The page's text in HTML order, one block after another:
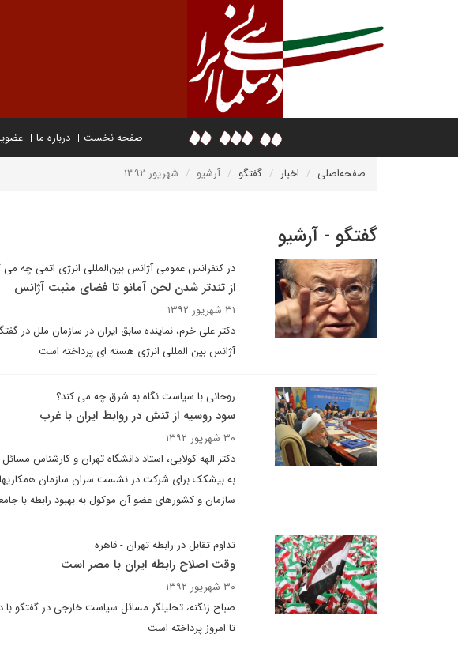
صفحه نخست درباره ما
صفحه‌اصلی اخبار گفتگو آرشیو شهریور ۱۳۹۲
گفتگو - آرشیو
در کنفرانس عمومی آژانس بین‌المللی انرژی اتمی چه می
از تندتر شدن لحن آمانو تا فضای مثبت آژانس
۳۱ شهریور ۱۳۹۲
دکتر علی خرم، نماینده سابق ایران در سازمان ملل در
آژانس بین المللی انرژی هسته ای پرداخته است
روحانی با سیاست نگاه به شرق چه می کند؟
سود روسیه از تنش در روابط ایران با غرب
۳۰ شهریور ۱۳۹۲
دکتر الهه کولایی، استاد دانشگاه تهران و کارشناس
به بیشکک برای شرکت در نشست سران سازمان
سازمان و کشورهای عضو آن موکول به بهبود رابطه با
تداوم تقابل در رابطه تهران - قاهره
وقت اصلاح رابطه ایران با مصر است
۳۰ شهریور ۱۳۹۲
صباح زنگنه،‌ تحلیلگر مسائل سیاست خارجی در گفتگو با
تا امروز پرداخته است